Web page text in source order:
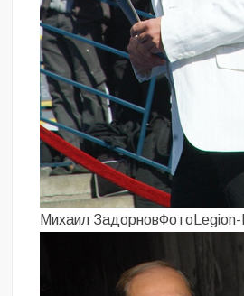
Михаил ЗадорновФотоLegion-